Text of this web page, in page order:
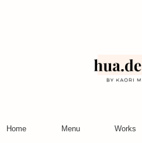
Home Menu Works